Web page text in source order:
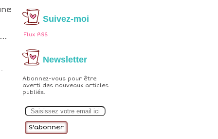
Suivez-moi
Flux RSS
Newsletter
Abonnez-vous pour être
averti des nouveaux articles
publiés.
m